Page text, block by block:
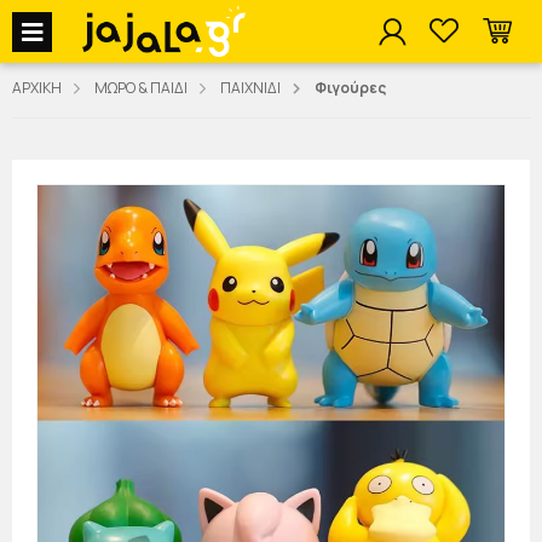
jajala Menu
ΑΡΧΙΚΗ ΜΩΡΟ & ΠΑΙΔΙ ΠΑΙΧΝΙΔΙ Φιγούρες